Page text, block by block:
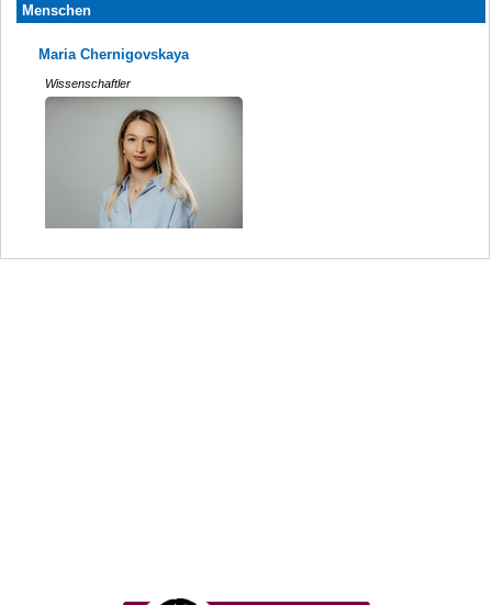
Menschen
Maria Chernigovskaya
Wissenschaftler